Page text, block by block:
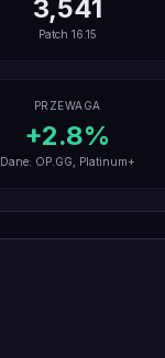
3,541
Patch 16.15
PRZEWAGA
+2.8%
Dane: OP.GG, Platinum+